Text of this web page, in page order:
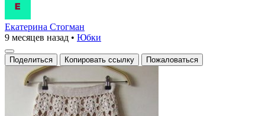
Екатерина Стогман
9 месяцев назад • Юбки
Поделиться Копировать ссылку Пожаловаться